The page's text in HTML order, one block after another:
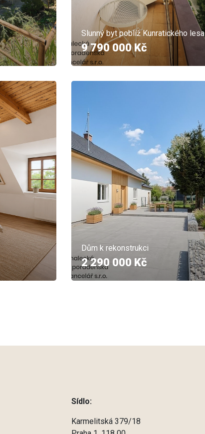
Slunný byt poblíž Kunratického lesa
9 790 000 Kč
Dům k rekonstrukci
2 290 000 Kč
Sídlo:
Karmelitská 379/18